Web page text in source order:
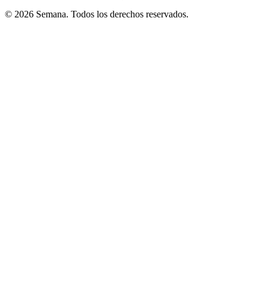
© 2026 Semana. Todos los derechos reservados.